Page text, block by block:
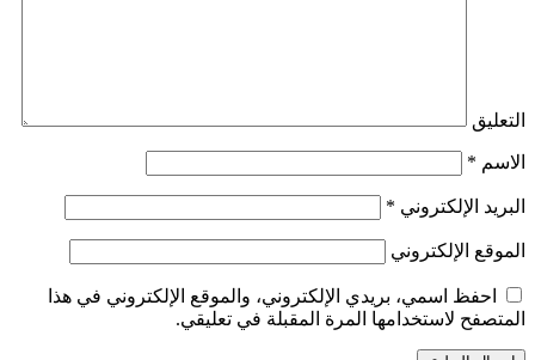
التعليق
الاسم *
البريد الإلكتروني *
الموقع الإلكتروني
احفظ اسمي، بريدي الإلكتروني، والموقع الإلكتروني في هذا
المتصفح لاستخدامها المرة المقبلة في تعليقي.